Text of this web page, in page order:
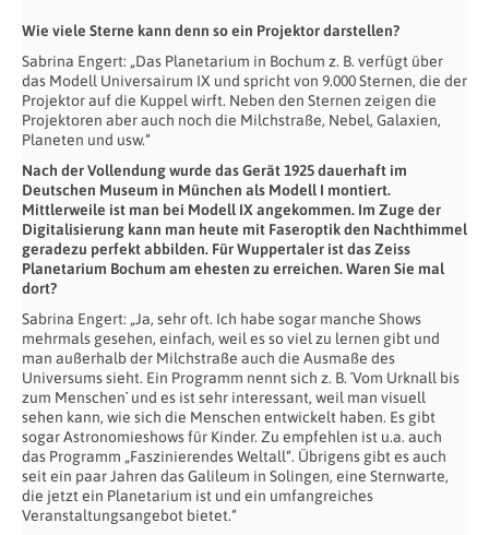
Wie viele Sterne kann denn so ein Projektor darstellen?
Sabrina Engert: „Das Planetarium in Bochum z. B. verfügt über
das Modell Universairum IX und spricht von 9.000 Sternen, die der
Projektor auf die Kuppel wirft. Neben den Sternen zeigen die
Projektoren aber auch noch die Milchstraße, Nebel, Galaxien,
Planeten und usw.“
Nach der Vollendung wurde das Gerät 1925 dauerhaft im
Deutschen Museum in München als Modell I montiert.
Mittlerweile ist man bei Modell IX angekommen. Im Zuge der
Digitalisierung kann man heute mit Faseroptik den Nachthimmel
geradezu perfekt abbilden. Für Wuppertaler ist das Zeiss
Planetarium Bochum am ehesten zu erreichen. Waren Sie mal
dort?
Sabrina Engert: „Ja, sehr oft. Ich habe sogar manche Shows
mehrmals gesehen, einfach, weil es so viel zu lernen gibt und
man außerhalb der Milchstraße auch die Ausmaße des
Universums sieht. Ein Programm nennt sich z. B. ´Vom Urknall bis
zum Menschen` und es ist sehr interessant, weil man visuell
sehen kann, wie sich die Menschen entwickelt haben. Es gibt
sogar Astronomieshows für Kinder. Zu empfehlen ist u.a. auch
das Programm „Faszinierendes Weltall“. Übrigens gibt es auch
seit ein paar Jahren das Galileum in Solingen, eine Sternwarte,
die jetzt ein Planetarium ist und ein umfangreiches
Veranstaltungsangebot bietet.“